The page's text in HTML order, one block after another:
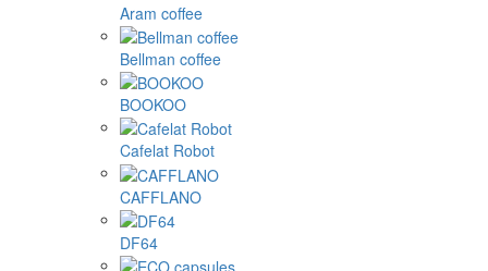
Aram coffee
Bellman coffee
BOOKOO
Cafelat Robot
CAFFLANO
DF64